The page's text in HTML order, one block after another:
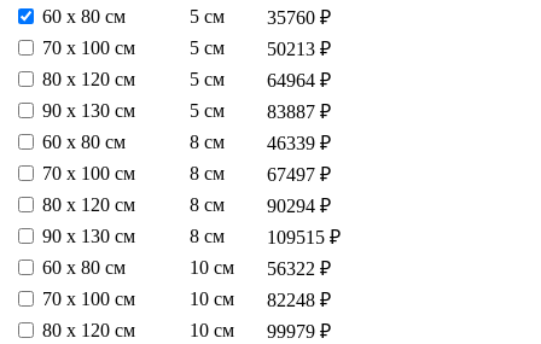
60 х 80 см
5 см
35760 ₽
70 х 100 см
5 см
50213 ₽
80 х 120 см
5 см
64964 ₽
90 х 130 см
5 см
83887 ₽
60 х 80 см
8 см
46339 ₽
70 х 100 см
8 см
67497 ₽
80 х 120 см
8 см
90294 ₽
90 х 130 см
8 см
109515 ₽
60 х 80 см
10 см
56322 ₽
70 х 100 см
10 см
82248 ₽
80 х 120 см
10 см
99979 ₽